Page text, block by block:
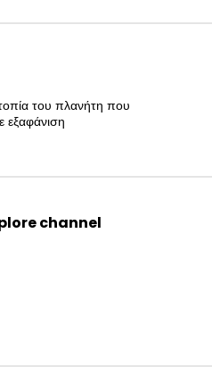
του πλανήτη που
εξαφάνιση
channel